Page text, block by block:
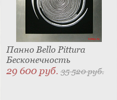
Панно Bello Pittura
Бесконечность
29 600 руб.35 520 руб.